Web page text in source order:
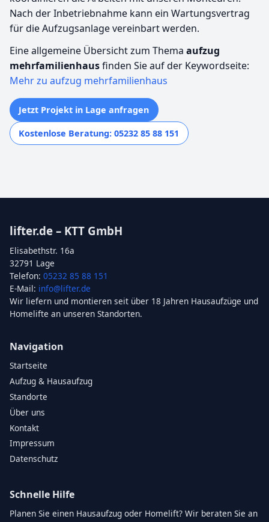
Nach der Inbetriebnahme kann ein Wartungsvertrag
für die Aufzugsanlage vereinbart werden.
Eine allgemeine Übersicht zum Thema aufzug
mehrfamilienhausfinden Sie auf der Keywordseite:
Mehr zu aufzug mehrfamilienhaus
Jetzt Projekt in Lage anfragen
Kostenlose Beratung: 05232 85 88 151
lifter.de – KTT GmbH
Elisabethstr. 16a
32791 Lage
Telefon: 05232 85 88 151
E-Mail: info@lifter.de
Wir liefern und montieren seit über 18 Jahren Hausaufzüge und
Homelifte an unseren Standorten.
Navigation
Startseite
Aufzug & Hausaufzug
Standorte
Über uns
Kontakt
Impressum
Datenschutz
Schnelle Hilfe
Planen Sie einen Hausaufzug oder Homelift? Wir beraten Sie an